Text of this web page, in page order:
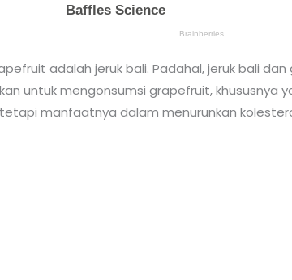
adalah jeruk bali. Padahal, jeruk bali
untuk mengonsumsi grapefruit, khususnya
manfaatnya dalam menurunkan